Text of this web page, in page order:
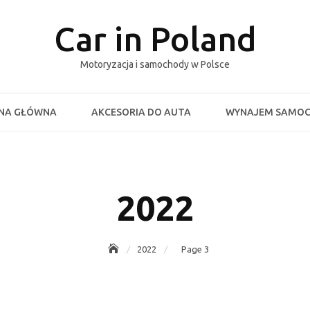
Car in Poland
Motoryzacja i samochody w Polsce
GŁÓWNA AKCESORIA DO AUTA WYNAJEM
2022
2022 Page 3